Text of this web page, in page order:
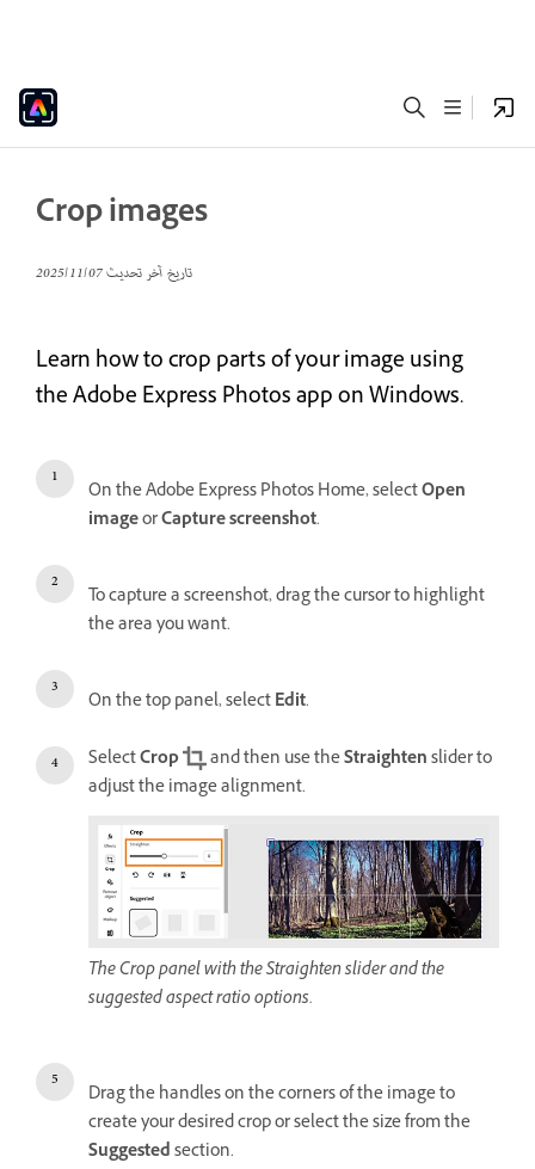
Crop images
تاريخ آخر تحديث07‏/11‏/2025
Learn how to crop parts of your image using
the Adobe Express Photos app on Windows.
On the Adobe Express Photos Home, selectOpen
imageorCapture screenshot.
To capture a screenshot, drag the cursor to highlight
the area you want.
On the top panel, selectEdit.
SelectCrop and then use theStraightenslider to
adjust the image alignment.
The Crop panel with the Straighten slider and the
suggested aspect ratio options.
Drag the handles on the corners of the image to
create your desired crop or select the size from the
Suggestedsection.